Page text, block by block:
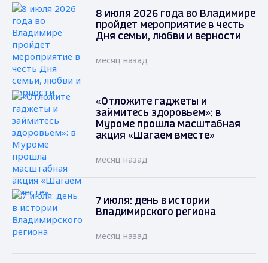
8 июля 2026 года во Владимире
пройдет мероприятие в честь
Дня семьи, любви и верности
месяц назад
«Отложите гаджеты и
займитесь здоровьем»: в
Муроме прошла масштабная
акция «Шагаем вместе»
месяц назад
7 июля: день в истории
Владимирского региона
месяц назад